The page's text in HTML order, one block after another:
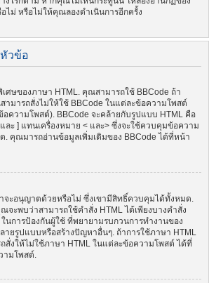
ม่ หรือไม่ให้คุณลองดำเนินการอีกครั้ง
วข้อ
ศษของภาษา HTML. คุณสามารถใช้ BBCode ถ้า
มารถสั่งไม่ให้ใช้ BBCode ในแต่ละข้อความโพสต์
ความโพสต์). BBCode จะคล้ายกับรูปแบบ HTML คือ
ละ ] แทนเครื่องหมาย < และ> ซึ่งจะใช้ควบคุมข้อความ
. คุณมารถอ่านข้อมูลเพิ่มเติมของ BBCode ได้ที่หน้า
จะอนุญาตด้วยหรือไม่ ซึ่งเขามีสิทธิ์ควบคุมได้ทั้งหมด.
ะพบว่าสามารถใช้คำสั่ง HTML ได้เพียงบางคำสั่ง
นการป้องกันผู้ใช้ ที่พยายามรบกวนการทำงานของ
ายรูปแบบหรือสร้างปัญหาอื่นๆ. ถ้าการใช้ภาษา HTML
สั่งให้ไม่ใช้ภาษา HTML ในแต่ละข้อความโพสต์ ได้ที่
ามโพสต์.